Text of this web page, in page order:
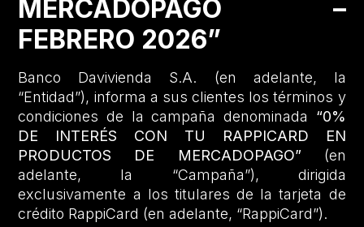
MERCADOPAGO –
FEBRERO 2026”
Banco Davivienda S.A. (en adelante, la
“Entidad”), informa a sus clientes los términos y
condiciones de la campaña denominada “0%
DE INTERÉS CON TU RAPPICARD EN
PRODUCTOS DE MERCADOPAGO” (en
adelante, la “Campaña”), dirigida
exclusivamente a los titulares de la tarjeta de
crédito RappiCard (en adelante, “RappiCard”).